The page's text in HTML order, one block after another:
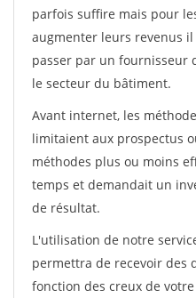
parfois suffire mais pour
augmenter leurs revenus
passer par un fournisseur
le secteur du bâtiment.
Avant internet, les
limitaient aux prospectus
méthodes plus ou moins
temps et demandait un
de résultat.
L'utilisation de notre
permettra de recevoir des
fonction des creux de